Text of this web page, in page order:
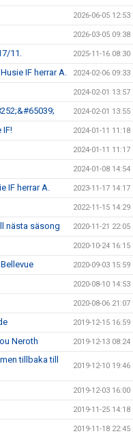
2026-06-05 12:53
2026-03-05 09:38
11. 2025-11-16 08:30
IF herrar A. 2024-02-06 09:33
2024-02-01 13:57
2024-02-01 13:55
IF! 2024-01-11 11:18
2024-01-11 11:17
2024-01-08 14:54
IF herrar A. 2023-11-17 14:17
2022-11-15 14:29
nästa säsong 2020-11-21 22:05
2020-10-24 16:15
2020-09-03 15:59
2020-08-10 14:53
2020-08-06 21:07
2019-12-15 16:59
Neroth 2019-12-13 08:24
tillbaka till
2019-12-10 19:46
2019-12-03 16:00
2019-11-25 14:18
2019-11-18 22:45